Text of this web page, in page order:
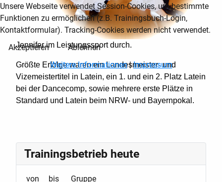
Trainingsbetrieb heute
von bis
Gruppe
Jennifer im Leistungssport durch.
Größte Erfolge waren ein Landesmeister- und
Vizemeistertitel in Latein, ein 1. und ein 2. Platz Latein
bei der Dancecomp, sowie mehrere erste Plätze in
Standard und Latein beim NRW- und Bayernpokal.
Unsere Webseite verwendet Session-Cookies, um bestimmte
Funktionen zu ermöglichen (z.B. Trainingsbuch-Login,
Kontaktformular). Tracking-Cookies werden nicht verwendet.
Akzeptieren
Ablehnen
Weitere Informationen|Impressum